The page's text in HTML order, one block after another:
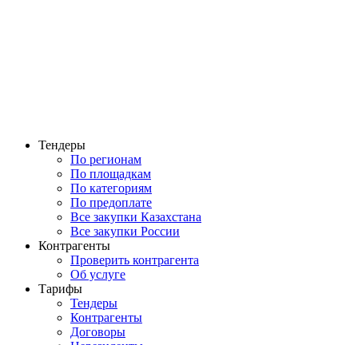
Тендеры
По регионам
По площадкам
По категориям
По предоплате
Все закупки Казахстана
Все закупки России
Контрагенты
Проверить контрагента
Об услуге
Тарифы
Тендеры
Контрагенты
Договоры